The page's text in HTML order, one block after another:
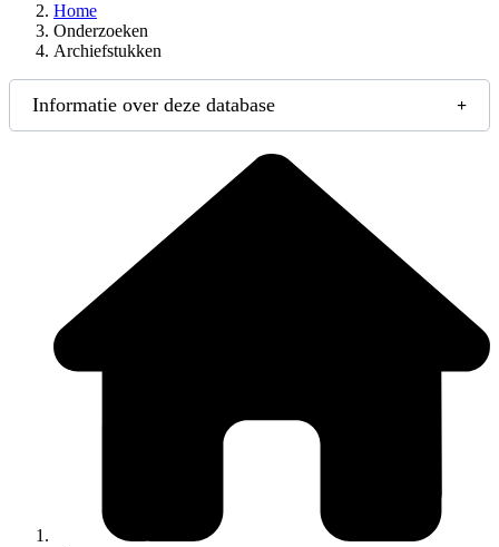
Home
Onderzoeken
Archiefstukken
Informatie over deze database